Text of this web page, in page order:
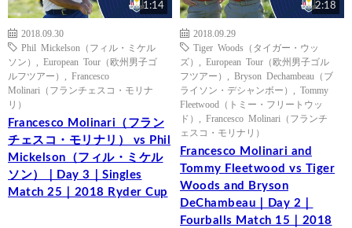
1:14
2018.09.30
Phil Mickelson（フィル・ミケル
ソン）
European Tour（欧州男子ゴ
ルフツアー）
Francesco
Molinari（フランチェスコ・モリナ
リ）
Francesco Molinari（フラン
チェスコ・モリナリ） vs Phil
Mickelson（フィル・ミケル
ソン）｜Day 3｜Singles
Match 25｜2018 Ryder Cup
2:18
2018.09.29
Tiger Woods（タイガー・ウッ
ズ）
European Tour（欧州男子ゴル
フツアー）
Bryson Dechambeau（ブ
ライソン・デシャンボー）
Tommy
Fleetwood（トミー・フリートウッ
ド）
Francesco Molinari（フランチ
ェスコ・モリナリ）
Francesco Molinari and
Tommy Fleetwood vs Tiger
Woods and Bryson
DeChambeau｜Day 2｜
Fourballs Match 15｜2018